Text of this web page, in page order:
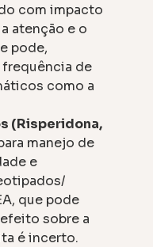
com impacto
atenção e o
pode,
de
como a
(Risperidona,
manejo de
e
que pode
sobre a
é incerto.